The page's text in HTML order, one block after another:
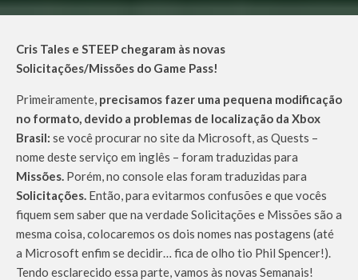
Cris Tales e STEEP chegaram às novas
Solicitações/Missões do Game Pass!
Primeiramente, precisamos fazer uma pequena modificação
no formato, devido a problemas de localização da Xbox
Brasil: se você procurar no site da Microsoft, as Quests –
nome deste serviço em inglês – foram traduzidas para
Missões. Porém, no console elas foram traduzidas para
Solicitações. Então, para evitarmos confusões e que vocês
fiquem sem saber que na verdade Solicitações e Missões são a
mesma coisa, colocaremos os dois nomes nas postagens (até
a Microsoft enfim se decidir… fica de olho tio Phil Spencer!).
Tendo esclarecido essa parte, vamos às novas Semanais!